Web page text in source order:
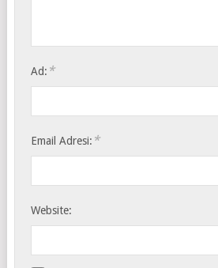
Ad: *
Email Adresi: *
Website: